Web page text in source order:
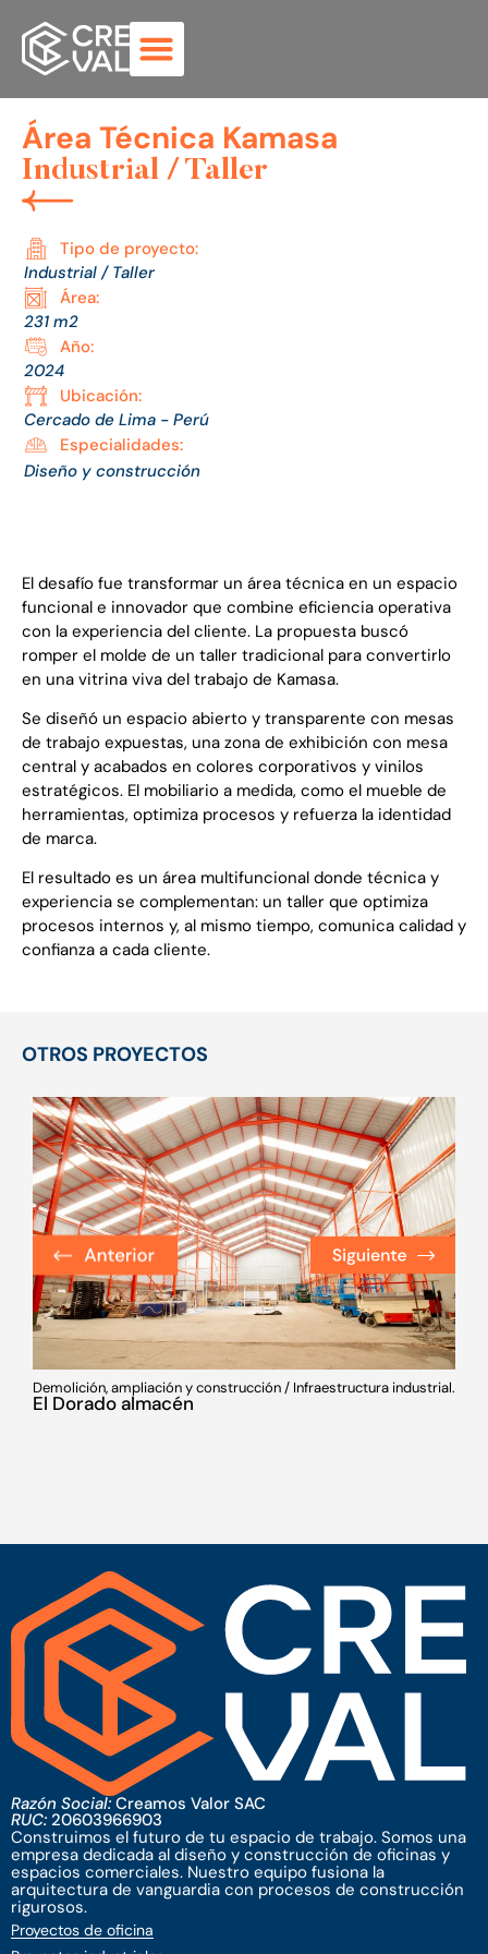
Área Técnica Kamasa
Industrial / Taller
Tipo de proyecto:
Industrial / Taller
Área:
231 m2
Año:
2024
Ubicación:
Cercado de Lima - Perú
Especialidades:
Diseño y construcción
El desafío fue transformar un área técnica en un espacio
funcional e innovador que combine eficiencia operativa
con la experiencia del cliente. La propuesta buscó
romper el molde de un taller tradicional para convertirlo
en una vitrina viva del trabajo de Kamasa.
Se diseñó un espacio abierto y transparente con mesas
de trabajo expuestas, una zona de exhibición con mesa
central y acabados en colores corporativos y vinilos
estratégicos. El mobiliario a medida, como el mueble de
herramientas, optimiza procesos y refuerza la identidad
de marca.
El resultado es un área multifuncional donde técnica y
experiencia se complementan: un taller que optimiza
procesos internos y, al mismo tiempo, comunica calidad y
confianza a cada cliente.
OTROS PROYECTOS
Demolición, ampliación y construcción / Infraestructura industrial.
El Dorado almacén
Razón Social:Creamos Valor SAC
RUC: 20603966903
Construimos el futuro de tu espacio de trabajo. Somos una
empresa dedicada al diseño y construcción de oficinas y
espacios comerciales. Nuestro equipo fusiona la
arquitectura de vanguardia con procesos de construcción
rigurosos.
Proyectos de oficina